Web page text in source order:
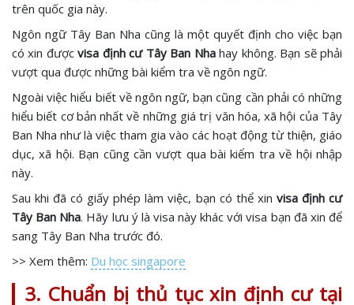
trên quốc gia này.
Ngôn ngữ Tây Ban Nha cũng là một quyết định cho việc bạn
có xin đượcvisa định cư Tây Ban Nhahay không. Bạn sẽ phải
vượt qua được những bài kiểm tra về ngôn ngữ.
Ngoài việc hiểu biết về ngôn ngữ, bạn cũng cần phải có những
hiểu biết cơ bản nhất về những giá trị văn hóa, xã hội của Tây
Ban Nha như là việc tham gia vào các hoạt động từ thiện, giáo
dục, xã hội. Bạn cũng cần vượt qua bài kiểm tra về hội nhập
này.
Sau khi đã có giấy phép làm việc, bạn có thể xin visa định cư
Tây Ban Nha. Hãy lưu ý là visa này khác với visa bạn đã xin để
sang Tây Ban Nha trước đó.
>> Xem thêm: Du học singapore
3. Chuẩn bị thủ tục xin định cư tại